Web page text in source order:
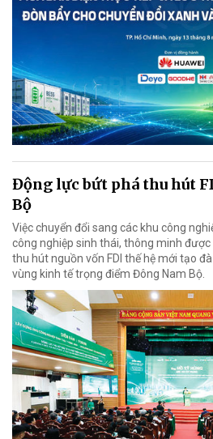
Động lực bứt phá thu hút
Bộ
Việc chuyển đổi sang các khu công
công nghiệp sinh thái, thông minh được
thu hút nguồn vốn FDI thế hệ mới tạo
vùng kinh tế trọng điểm Đông Nam Bộ.